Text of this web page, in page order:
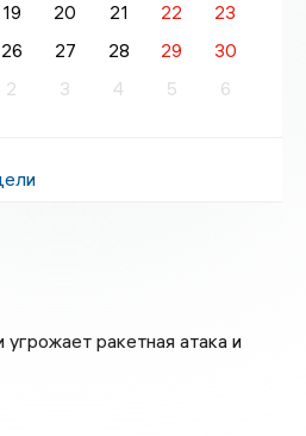
19 20 21 22
23
26 27 28 29
30
2 3 4 5 6
ракетная атака и